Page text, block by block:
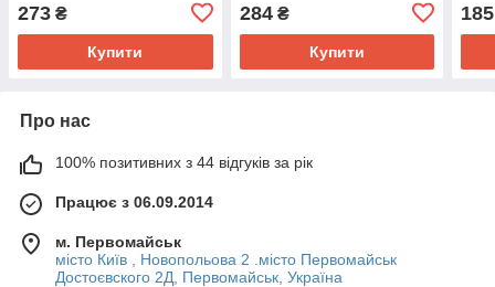
273 ₴
Купити
284₴
Купити
185
Про нас
100% позитивних з 44 відгуків за рік
Працює з 06.09.2014
м. Первомайськ
місто Київ , Новопольова 2 .місто Первомайськ
Достоєвского 2Д, Первомайськ, Україна